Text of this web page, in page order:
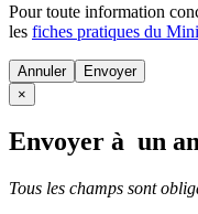
Pour toute information
les fiches pratiques du
Annuler
×
Envoyer à un
Tous les champs sont